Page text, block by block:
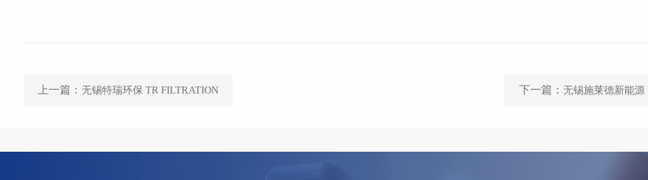
上一篇：无锡特瑞环保 TR FILTRATION 下一篇： 无锡施莱德新能源